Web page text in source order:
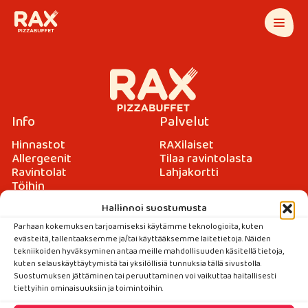
Hallinnoi suostumusta
Parhaan kokemuksen tarjoamiseksi käytämme teknologioita, kuten
evästeitä, tallentaaksemme ja/tai käyttääksemme laitetietoja. Näiden
tekniikoiden hyväksyminen antaa meille mahdollisuuden käsitellä tietoja,
kuten selauskäyttäytymistä tai yksilöllisiä tunnuksia tällä sivustolla.
Suostumuksen jättäminen tai peruuttaminen voi vaikuttaa haitallisesti
tiettyihin ominaisuuksiin ja toimintoihin.
Info
Hinnastot
Allergeenit
Ravintolat
Töihin
Palvelut
RAXilaiset
Tilaa ravintolasta
Lahjakortti
Ota yhteyttä
Palaute
Medialle
Yhteystiedot